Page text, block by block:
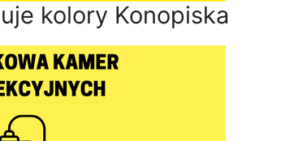
kolory Konopiska